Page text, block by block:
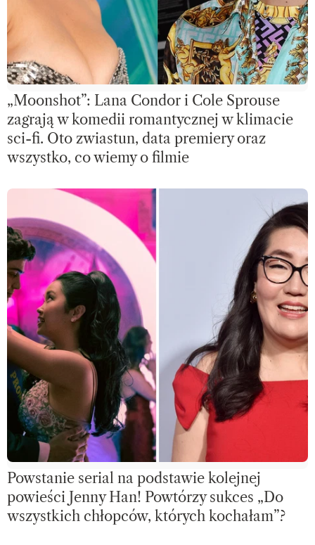
„Moonshot”: Lana Condor i Cole Sprouse
zagrają w komedii romantycznej w klimacie
sci-fi. Oto zwiastun, data premiery oraz
wszystko, co wiemy o filmie
Powstanie serial na podstawie kolejnej
powieści Jenny Han! Powtórzy sukces „Do
wszystkich chłopców, których kochałam”?